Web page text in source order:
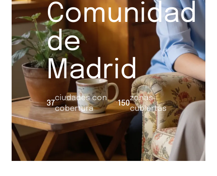
Comunidad
de
Madrid
37
ciudades con
cobertura
·150
zonas
cubiertas